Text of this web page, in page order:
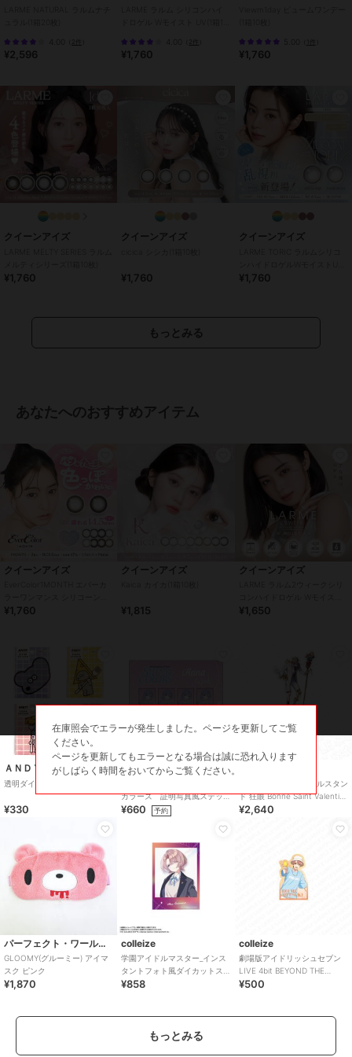
¥2,596 ¥1,760 ¥1,760
クイーンアイズ
¥1,760
クイーンアイズ
¥1,760
クイーンアイズ
トーリック(1箱10枚)
¥1,760
もっとみる
あなたへのおすすめアイテム
クイーンアイズ
イドロゲル(1箱2枚)
¥1,760
クイーンアイズ
¥1,815
クイーンアイズ
UV クリア CLEAR (1箱6枚)
¥1,650
ＡＮＤＹのおどうぐばこ
透明ダイカットステッカー
¥330
アニメキャラクター
カラーズ 証明写真風ステッ
カー (鈴木羽那)
¥660 予約
Identity V_デカアクリルスタン
ド 狂眼 Bonne Saint Valentin
ver.
¥2,640
パーフェクト・ワールド・トーキョー
GLOOMY(グルーミー) アイマ
スク ピンク
¥1,870
colleize
学園アイドルマスター_インス
タントフォト風ダイカットス
テッカー 有村麻央
¥858
colleize
劇場版アイドリッシュセブン
LIVE 4bit BEYOND THE
PERiOD_モバイルステッカ
¥500
もっとみる
在庫照会でエラーが発生しました。ページを更新してご覧
ください。
ページを更新してもエラーとなる場合は誠に恐れ入ります
がしばらく時間をおいてからご覧ください。